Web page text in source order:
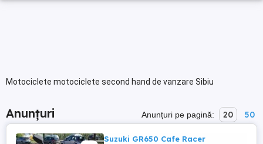
Motociclete motociclete second hand de vanzare Sibiu
Anunțuri Anunțuri pe pagină: 20 50
Suzuki GR650 Cafe Racer